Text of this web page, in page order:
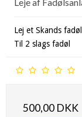
Lej et Skands
Til 2 slags fadøl
500,00 DKK